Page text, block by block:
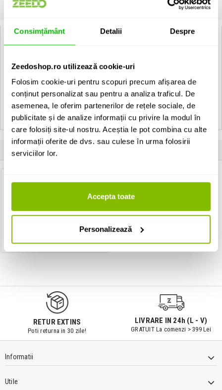
Consimțământ Detalii Despre
Zeedoshop.ro utilizează cookie-uri
Folosim cookie-uri pentru scopuri precum afișarea de
conținut personalizat sau pentru a analiza traficul. De
asemenea, le oferim partenerilor de rețele sociale, de
publicitate și de analize informații cu privire la modul în
care folosiți site-ul nostru. Aceștia le pot combina cu alte
informații oferite de dvs. sau culese în urma folosirii
serviciilor lor.
Accepta toate
Personalizează
INFORMATII
� With Built in transformer
Vezi toate produsele de tip Recessed Artecta
Vezi toate produsele din categoriaRecessed
Vezi toate produsele producatorului
Artecta
Produse apartinand aceluiasi producator
RETUR EXTINS
Poti returna in 30 zile!
LIVRARE IN 24h (L - V)
GRATUIT La comenzi > 399 Lei
Informatii
Utile